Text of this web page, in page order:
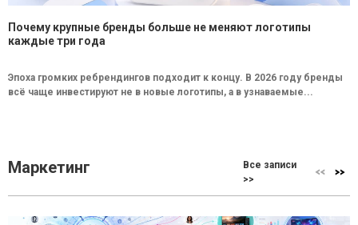
Почему крупные бренды больше не меняют логотипы
каждые три года
Эпоха громких ребрендингов подходит к концу. В 2026 году бренды
всё чаще инвестируют не в новые логотипы, а в узнаваемые...
Маркетинг
Все записи
>>